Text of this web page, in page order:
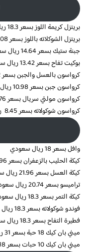
بريتزل كريمة اللوز بسعر 18.3 ريال سعودي
بريتزل الشوكلاته باللوز بسعر 17.08 ريال سعودي
جبنة ستيك بسعر 14.64 ريال سعودي
بوكيت تفاح بسعر 13.42 ريال سعودي
كرواسون بالعسل والجبن بسعر 12.2 ريال سعودي
كرواسون جبن بسعر 10.98 ريال سعودي
كرواسون مولتي سريال بسعر 9.76 ريال سعودي
كرواسون شوكولاته بسعر 8.45 ريال سعودي
وافل بسعر 18 ريال سعودي
كيكة الحليب بالزعفران بسعر 21.96 ريال سعودي
كيكة العسل بسعر 21.96 ريال سعودي
تراميسو بسعر 20.74 ريال سعودي
كيكة التمر بسعر 18.3 ريال سعودي
فوندو شوكولاته بسعر 18.3 ريال سعودي
فطيرة التفاح بسعر 18.3 ريال سعودي
ميني بان كيك 18 حبة بسعر 31 ريال سعودي
ميني بان كيك 10 حبات بسعر 18 ريال سعودي